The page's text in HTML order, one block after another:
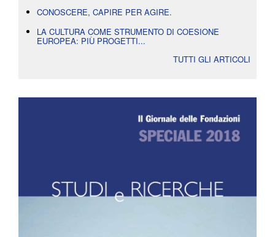
CONOSCERE, CAPIRE PER AGIRE.
LA CULTURA COME STRUMENTO DI COESIONE
EUROPEA: PIÙ PROGETTI...
TUTTI GLI ARTICOLI